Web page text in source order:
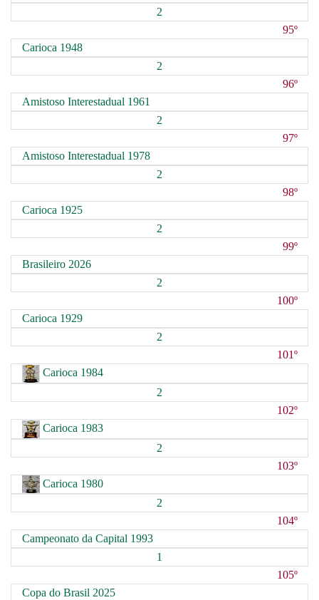
2
95º
Carioca 1948
2
96º
Amistoso Interestadual 1961
2
97º
Amistoso Interestadual 1978
2
98º
Carioca 1925
2
99º
Brasileiro 2026
2
100º
Carioca 1929
2
101º
Carioca 1984
2
102º
Carioca 1983
2
103º
Carioca 1980
2
104º
Campeonato da Capital 1993
1
105º
Copa do Brasil 2025